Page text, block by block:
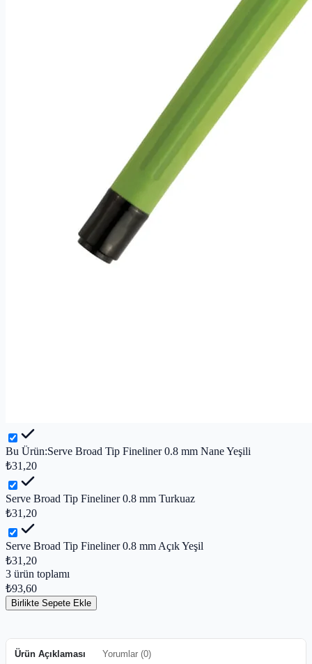
Bu Ürün:Serve Broad Tip Fineliner 0.8 mm Nane Yeşili
₺31,20
Serve Broad Tip Fineliner 0.8 mm Turkuaz
₺31,20
Serve Broad Tip Fineliner 0.8 mm Açık Yeşil
₺31,20
3 ürün toplamı
₺93,60
Birlikte Sepete Ekle
Ürün Açıklaması Yorumlar (0)